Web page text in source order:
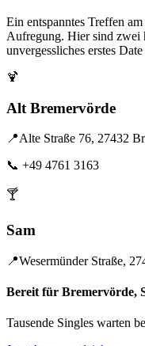
Ein entspanntes Treffen
Aufregung. Hier sind zwei
unvergessliches erstes
🍹
Alt Bremervörde
📍Alte Straße 76, 27432
📞 +49 4761 3163
🍸
Sam
📍Wesermünder Straße,
Bereit für Bremervörde,
Tausende Singles warten